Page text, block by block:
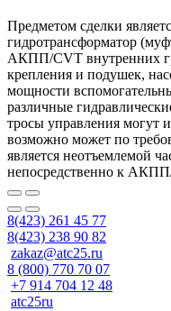
Предметом сделки
гидротрансформатор
АКПП/CVT внутренних
крепления и подушек,
мощности
различные
тросы управления могут
возможно может по
является неотъемлемой
непосредственно к
8(423) 261 45 77
8(423) 238 90 82
zakaz@atc25.ru
8 (800) 770 70 07
+7 914 704 12 48
atc25ru